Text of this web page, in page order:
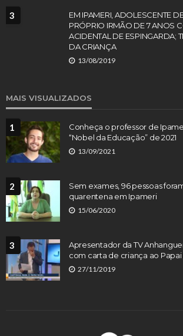
3
EM IPAMERI, ADOLESCENTE
PRÓPRIO IRMÃO DE 7 ANOS
ACIDENTAL DE ESPINGARDA;
DA CRIANÇA
13/08/2019
MAIS VISUALIZADOS
1
Conheça o professor de
“Nobel da Educação” de 2021
13/09/2021
2
Sem exames, 96 pessoas
quarentena em Ipameri
15/06/2020
3
Apresentador da TV
com carta de criança ao Papai
27/11/2019